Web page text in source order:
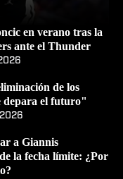
en verano tras la
ante el Thunder
de los
depara el futuro"
a Giannis
la fecha límite: ¿Por